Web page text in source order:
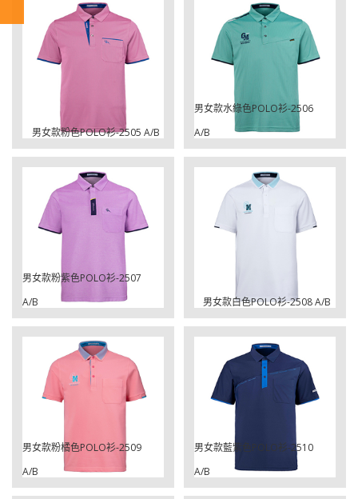
男女款粉色POLO衫-2505 A/B
男女款水綠色POLO衫-2506
A/B
男女款粉紫色POLO衫-2507
A/B
男女款白色POLO衫-2508 A/B
男女款粉橘色POLO衫-2509
A/B
男女款藍紫色POLO衫-2510
A/B